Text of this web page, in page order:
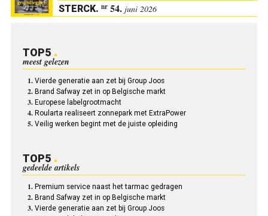
STERCK. nr54. juni 2026
TOP5
meest gelezen
Vierde generatie aan zet bij Group Joos
Brand Safway zet in op Belgische markt
Europese labelgrootmacht
Roularta realiseert zonnepark met ExtraPower
Veilig werken begint met de juiste opleiding
TOP5
gedeelde artikels
Premium service naast het tarmac gedragen
Brand Safway zet in op Belgische markt
Vierde generatie aan zet bij Group Joos